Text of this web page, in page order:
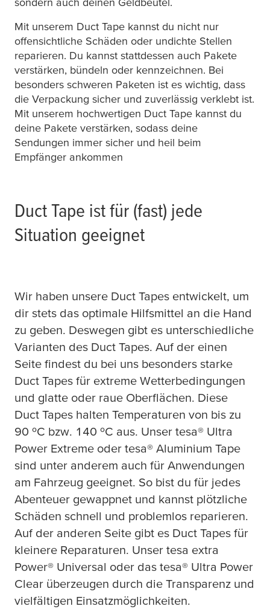
Mit unserem Duct Tape kannst du nicht nur
offensichtliche Schäden oder undichte Stellen
reparieren. Du kannst stattdessen auch Pakete
verstärken, bündeln oder kennzeichnen. Bei
besonders schweren Paketen ist es wichtig, dass
die Verpackung sicher und zuverlässig verklebt ist.
Mit unserem hochwertigen Duct Tape kannst du
deine Pakete verstärken, sodass deine
Sendungen immer sicher und heil beim
Empfänger ankommen
Duct Tape ist für (fast) jede
Situation geeignet
Wir haben unsere Duct Tapes entwickelt, um
dir stets das optimale Hilfsmittel an die Hand
zu geben. Deswegen gibt es unterschiedliche
Varianten des Duct Tapes. Auf der einen
Seite findest du bei uns besonders starke
Duct Tapes für extreme Wetterbedingungen
und glatte oder raue Oberflächen. Diese
Duct Tapes halten Temperaturen von bis zu
90 ºC bzw. 140 ºC aus. Unser tesa® Ultra
Power Extreme oder tesa® Aluminium Tape
sind unter anderem auch für Anwendungen
am Fahrzeug geeignet. So bist du für jedes
Abenteuer gewappnet und kannst plötzliche
Schäden schnell und problemlos reparieren.
Auf der anderen Seite gibt es Duct Tapes für
kleinere Reparaturen. Unser tesa extra
Power® Universal oder das tesa® Ultra Power
Clear überzeugen durch die Transparenz und
vielfältigen Einsatzmöglichkeiten.